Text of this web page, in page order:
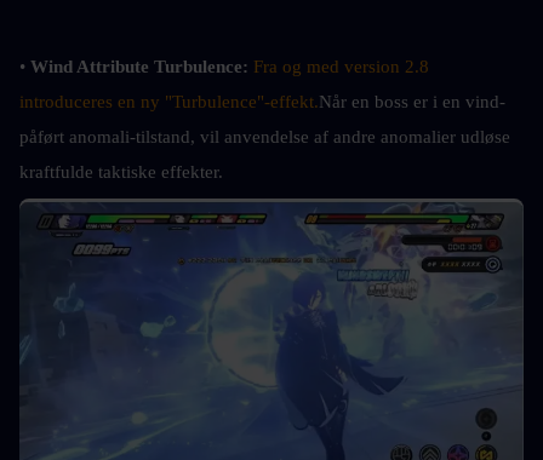
• Wind Attribute Turbulence: Fra og med version 2.8
introduceres en ny "Turbulence"-effekt.Når en boss er i en vind-
påført anomali-tilstand, vil anvendelse af andre anomalier udløse
kraftfulde taktiske effekter.